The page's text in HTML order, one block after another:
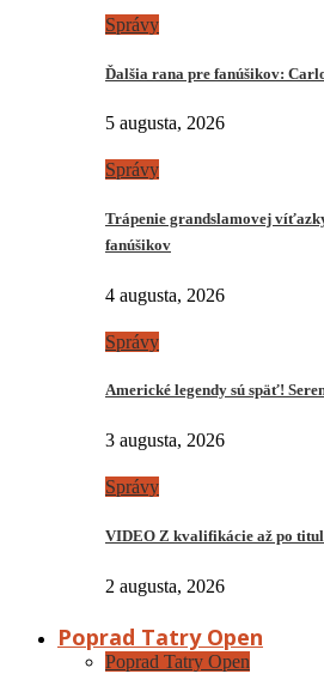
Správy
Ďalšia rana pre fanúšikov:
5 augusta, 2026
Správy
Trápenie grandslamovej
fanúšikov
4 augusta, 2026
Správy
Americké legendy sú späť!
3 augusta, 2026
Správy
VIDEO Z kvalifikácie až po
2 augusta, 2026
Poprad Tatry Open
Poprad Tatry Open